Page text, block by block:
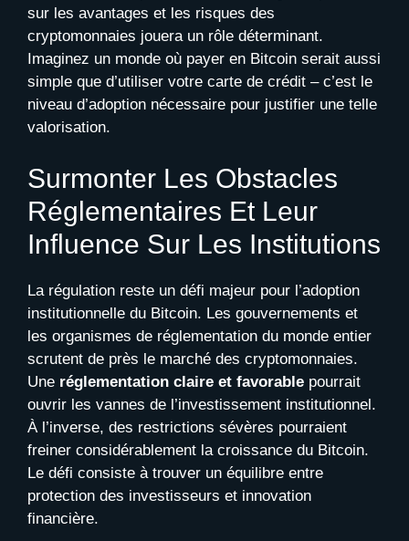
sur les avantages et les risques des
cryptomonnaies jouera un rôle déterminant.
Imaginez un monde où payer en Bitcoin serait aussi
simple que d’utiliser votre carte de crédit – c’est le
niveau d’adoption nécessaire pour justifier une telle
valorisation.
Surmonter Les Obstacles
Réglementaires Et Leur
Influence Sur Les Institutions
La régulation reste un défi majeur pour l’adoption
institutionnelle du Bitcoin. Les gouvernements et
les organismes de réglementation du monde entier
scrutent de près le marché des cryptomonnaies.
Une réglementation claire et favorable pourrait
ouvrir les vannes de l’investissement institutionnel.
À l’inverse, des restrictions sévères pourraient
freiner considérablement la croissance du Bitcoin.
Le défi consiste à trouver un équilibre entre
protection des investisseurs et innovation
financière.